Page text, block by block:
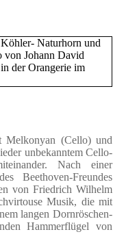
Melkonyan (Cello) und
unbekanntem Cello-
Nach einer
Beethoven-Freundes
von Friedrich Wilhelm
Musik, die mit
langen Dornröschen-
Hammerflügel von